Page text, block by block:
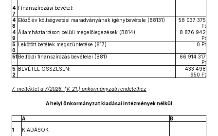
4
7
Fínanszírozási bevétel:
4
8
Előző év költségvetési maradványának igénybevétele (B8131)
58 037 375
Ft
4
9
Államháztartáson belüli megelőlegezések (B814)
8 876 942
Ft
5
0
Lekötött betétek megszüntetése (817) 0 Ft
51Belföldi finanszírozás bevételei (B81)
66 914 317
Ft
5
2
BEVÉTEL ÖSSZESEN:
433 498
950 Ft
7. melléklet a 7/2026. (V. 21.) önkormányzati rendelethez
A helyi önkormányzat kiadásai intézmények nélkül
A
B
1
KIADÁSOK